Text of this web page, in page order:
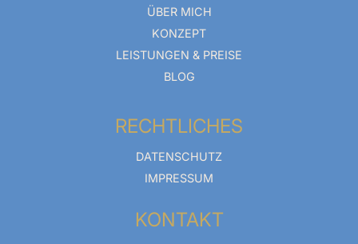
ÜBER MICH
KONZEPT
LEISTUNGEN & PREISE
BLOG
RECHTLICHES
DATENSCHUTZ
IMPRESSUM
KONTAKT